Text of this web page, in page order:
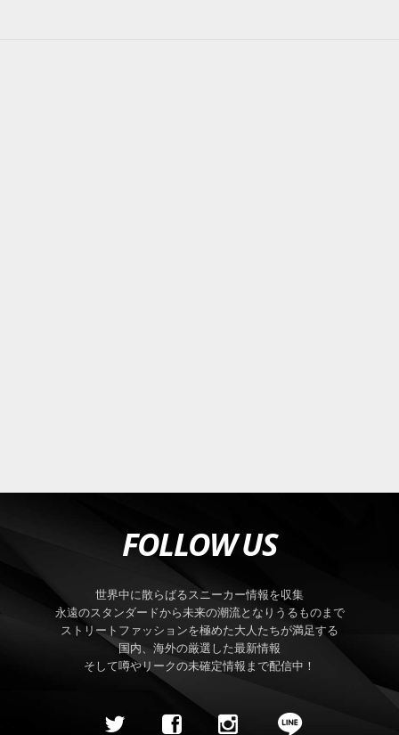
FOLLOW US
世界中に散らばるスニーカー情報を収集
永遠のスタンダードから未来の潮流となりうるものまで
ストリートファッションを極めた大人たちが満足する
国内、海外の厳選した最新情報
そして噂やリークの未確定情報まで配信中！